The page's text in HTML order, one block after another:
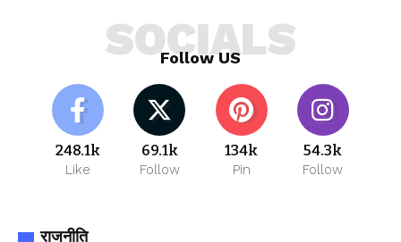
Follow US
SOCIALS
248.1k
Like
69.1k
Follow
134k
Pin
54.3k
Follow
राजनीति